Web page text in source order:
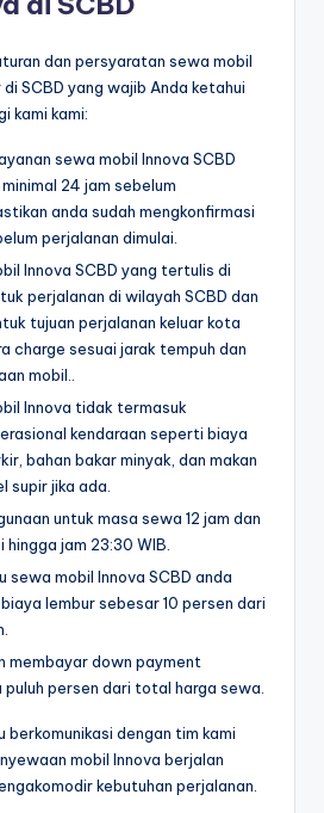
dan persyaratan sewa mobil
SCBD yang wajib Anda ketahui
kami kami:
sewa mobil Innova SCBD
24 jam sebelum
anda sudah mengkonfirmasi
perjalanan dimulai.
Innova SCBD yang tertulis di
perjalanan di wilayah SCBD dan
tujuan perjalanan keluar kota
charge sesuai jarak tempuh dan
mobil..
Innova tidak termasuk
kendaraan seperti biaya
bahan bakar minyak, dan makan
supir jika ada.
untuk masa sewa 12 jam dan
jam 23:30 WIB.
sewa mobil Innova SCBD anda
lembur sebesar 10 persen dari
membayar down payment
persen dari total harga sewa.
berkomunikasi dengan tim kami
mobil Innova berjalan
kebutuhan perjalanan.